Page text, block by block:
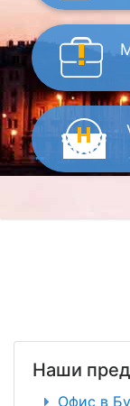
Наши
Офис в